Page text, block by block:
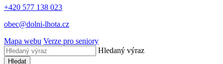
+420 577 138 023
obec@dolni-lhota.cz
Mapa webu Verze pro seniory
Hledaný výraz
Hledat